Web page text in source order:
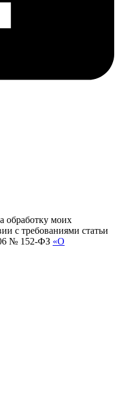
обработку моих
с требованиями статьи
№ 152-ФЗ «О